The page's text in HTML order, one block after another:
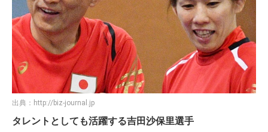
出典： http://biz-journal.jp
タレントとしても活躍する吉田沙保里選手